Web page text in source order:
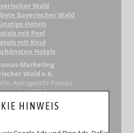
Wald
Bayerischer Wald
Hotels
mit Pool
mit Kind
Hotels
Marketing
Wald e.K.
Amtsgericht Passau
4, 94032 Passau
HRA 12552
Anna Putz
Perlesreut
HINWEIS